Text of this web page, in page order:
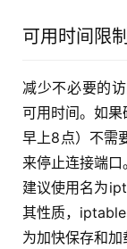
可用时间限制
减少不必要的
可用时间。如果
早上8点）不需
来停止连接端口。
建议使用名为
其性质，
为加快保存和